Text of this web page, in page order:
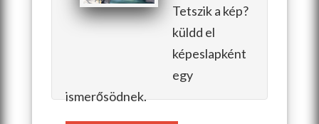
Tetszik a kép?
küldd el
képeslapként
egy
ismerősödnek.